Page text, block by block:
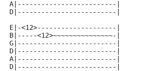
A|-------------------------|
D|-------------------------|
E|-<12>--------------------|
B|-----<12>~~~~~~~~~~~~~~~-|
G|-------------------------|
D|-------------------------|
A|-------------------------|
D|-------------------------|